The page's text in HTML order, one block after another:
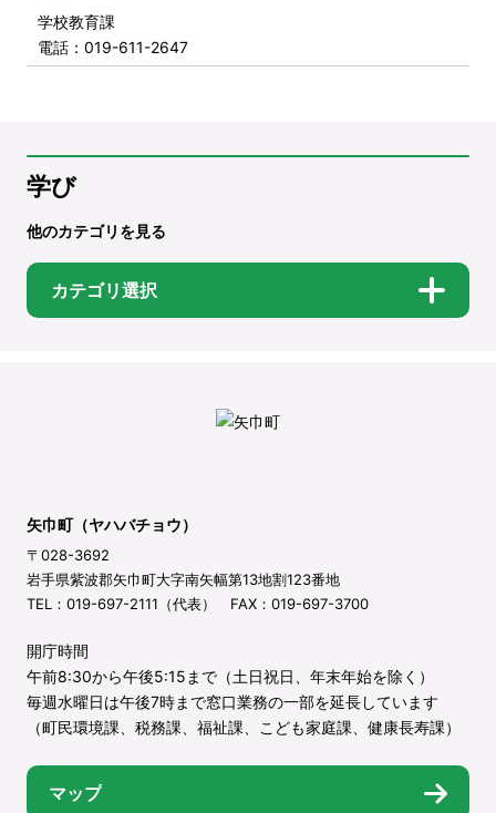
学校教育課
電話 ：019-611-2647
学び
他のカテゴリを見る
カテゴリ選択
矢巾町（ヤハバチョウ）
〒028-3692
岩手県紫波郡矢巾町大字南矢幅第13地割123番地
TEL：019-697-2111（代表） FAX：019-697-3700
開庁時間
午前8:30から午後5:15まで（土日祝日、年末年始を除く）
毎週水曜日は午後7時まで窓口業務の一部を延長しています
（町民環境課、税務課、福祉課、こども家庭課、健康長寿課）
マップ